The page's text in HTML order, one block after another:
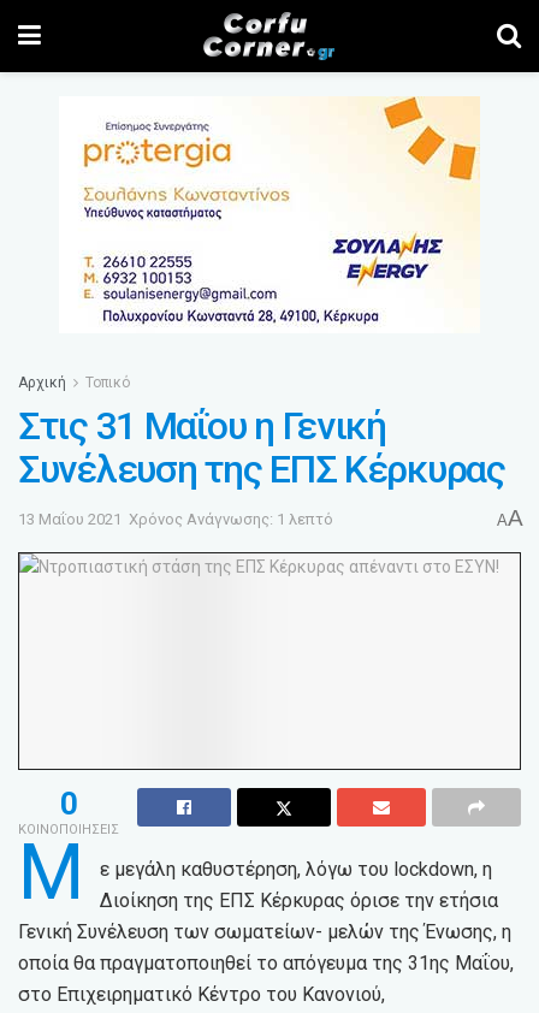
Αρχική Τοπικό
Στις 31 Μαΐου η Γενική
Συνέλευση της ΕΠΣ Κέρκυρας
13 Μαΐου 2021 Χρόνος Ανάγνωσης: 1 λεπτό AA
0
ΚΟΙΝΟΠΟΙΗΣΕΙΣ
Μ
ε μεγάλη καθυστέρηση, λόγω του lockdown, η
Διοίκηση της ΕΠΣ Κέρκυρας όρισε την ετήσια
Γενική Συνέλευση των σωματείων- μελών της Ένωσης, η
οποία θα πραγματοποιηθεί το απόγευμα της 31ης Μαΐου,
στο Επιχειρηματικό Κέντρο του Κανονιού,